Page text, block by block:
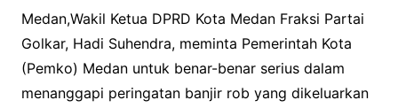
Medan,Wakil Ketua DPRD Kota Medan Fraksi Partai
Golkar, Hadi Suhendra, meminta Pemerintah Kota
(Pemko) Medan untuk benar-benar serius dalam
menanggapi peringatan banjir rob yang dikeluarkan